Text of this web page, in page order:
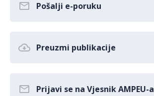
Pošalji e-poruku
Preuzmi publikacije
Prijavi se na Vjesnik AMPEU-a